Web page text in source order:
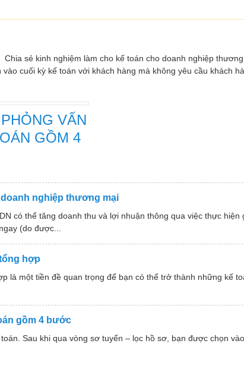
Chia sẻ kinh nghiệm làm cho kế toán cho doanh nghiệp
cuối kỳ kế toán với khách hàng mà không yêu cầu khách
VẤN
GỒM 4
nghiệp thương mại
có thể tăng doanh thu và lợi nhuận thông qua việc thực hiện
(do được...
hợp
là một tiền đề quan trọng để bạn có thể trở thành những kế
gồm 4 bước
Sau khi qua vòng sơ tuyển – lọc hồ sơ, bạn được chọn